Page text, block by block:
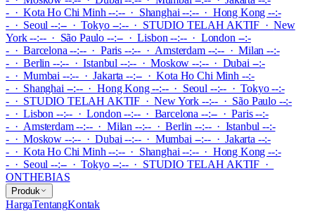
- · Kota Ho Chi Minh --:-- · Shanghai --:-- · Hong Kong --:-
- · Seoul --:-- · Tokyo --:--· STUDIO TELAH AKTIF ·New
York --:-- · São Paulo --:-- · Lisbon --:-- · London --:-
- · Barcelona --:-- · Paris --:-- · Amsterdam --:-- · Milan --:-
- · Berlin --:-- · Istanbul --:-- · Moskow --:-- · Dubai --:-
- · Mumbai --:-- · Jakarta --:-- · Kota Ho Chi Minh --:-
- · Shanghai --:-- · Hong Kong --:-- · Seoul --:-- · Tokyo --:-
-· STUDIO TELAH AKTIF ·New York --:-- · São Paulo --:-
- · Lisbon --:-- · London --:-- · Barcelona --:-- · Paris --:-
- · Amsterdam --:-- · Milan --:-- · Berlin --:-- · Istanbul --:-
- · Moskow --:-- · Dubai --:-- · Mumbai --:-- · Jakarta --:-
- · Kota Ho Chi Minh --:-- · Shanghai --:-- · Hong Kong --:-
- · Seoul --:-- · Tokyo --:--· STUDIO TELAH AKTIF ·
ONTHEBIAS
Produk
HargaTentangKontak